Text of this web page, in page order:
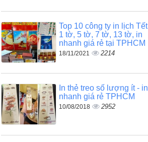
Top 10 công ty in lịch Tết
1 tờ, 5 tờ, 7 tờ, 13 tờ, in
nhanh giá rẻ tại TPHCM
18/11/2021 2214
In thẻ treo số lượng ít - in
nhanh giá rẻ TPHCM
10/08/2018 2952